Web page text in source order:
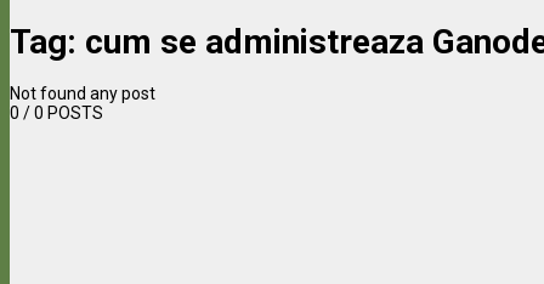
Tag: cum se administreaza
Not found any post
0 / 0 POSTS